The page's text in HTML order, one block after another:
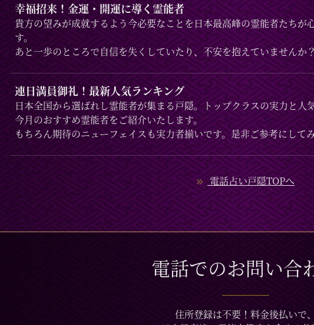
幸福招来！金運・開運に導く霊能者
貴方の望みが成就するよう今必要なことを日本最高峰の霊能者たちが
す。
あと一歩のところで自信を失くしていたり、不安を抱えていませんか
願いをここできっちり叶えましょう。
連日満員御礼！最新人気ランキング
日本全国から選ばれし霊能者が集まる戸隠。トップクラスの実力と人
今月のおすすめ霊能者をご紹介いたします。
もちろん期待のニューフェイスも実力者揃いです。是非ご参考にして
電話占い戸隠TOPへ
電話でのお問い合
住所登録は不要！料金後払いで、